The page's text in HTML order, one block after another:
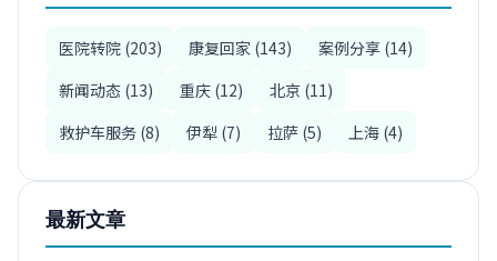
医院转院 (203) 康复回家 (143)
案例分享 (14)
新闻动态 (13)
重庆 (12)
北京 (11)
救护车服务 (8)
伊犁 (7) 拉萨 (5) 上海 (4)
最新文章